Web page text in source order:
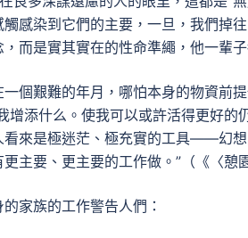
感染到它們的主要，一旦，我們掉
而是實其實在的性命準繩，他一輩
個艱難的年月，哪怕本身的物資前
增添什么。使我可以或許活得更好
來是極迷茫、極充實的工具——幻
主要、更主要的工作做。”（《〈憩
家族的工作警告人們：